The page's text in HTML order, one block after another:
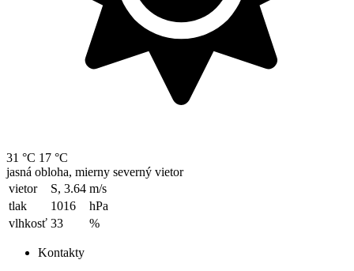
31 °C 17 °C
jasná obloha, mierny severný vietor
vietor
S, 3.64 m/s
tlak
1016
hPa
vlhkosť 33 %
Kontakty